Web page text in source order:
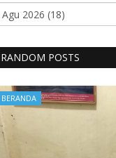
RANDOM POSTS
BERANDA